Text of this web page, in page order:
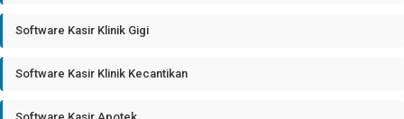
Software Kasir Klinik Gigi
Software Kasir Klinik Kecantikan